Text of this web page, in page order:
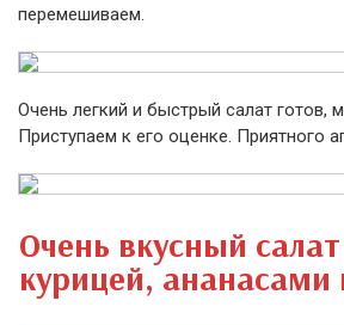
перемешиваем.
Очень легкий и быстрый салат готов,
Приступаем к его оценке. Приятного
Очень вкусный
курицей, ананасами